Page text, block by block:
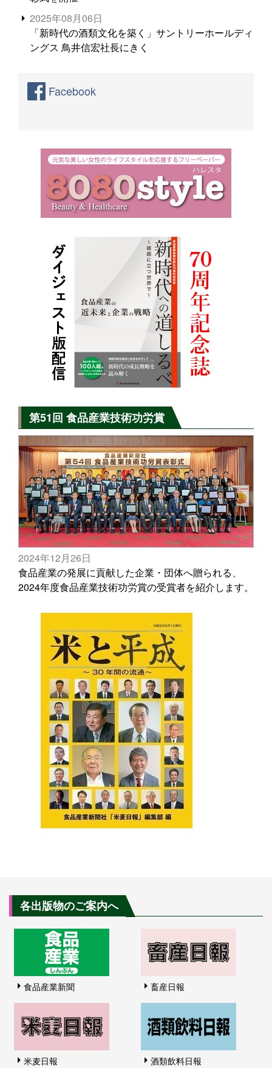
2025年08月06日
「新時代の酒類文化を築く」サントリーホールディ
ングス 鳥井信宏社長にきく
Facebook
第51回 食品産業技術功労賞
2024年12月26日
食品産業の発展に貢献した企業・団体へ贈られる、
2024年度食品産業技術功労賞の受賞者を紹介します。
各出版物のご案内へ
食品産業新聞 畜産日報
米麦日報 酒類飲料日報